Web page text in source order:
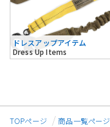
ドレスアップアイテム
Dress Up Items
TOPページ 商品一覧ページ